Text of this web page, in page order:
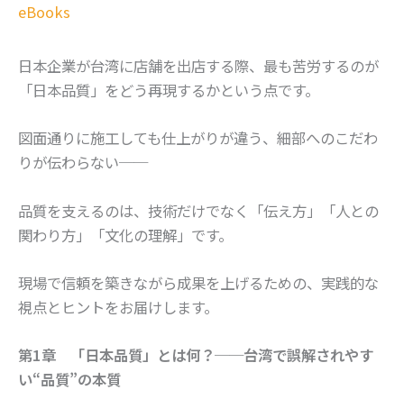
eBooks
日本企業が台湾に店舗を出店する際、最も苦労するのが
「日本品質」をどう再現するかという点です。
図面通りに施工しても仕上がりが違う、細部へのこだわ
りが伝わらない──
品質を支えるのは、技術だけでなく「伝え方」「人との
関わり方」「文化の理解」です。
現場で信頼を築きながら成果を上げるための、実践的な
視点とヒントをお届けします。
第1章 「日本品質」とは何？──台湾で誤解されやす
い“品質”の本質